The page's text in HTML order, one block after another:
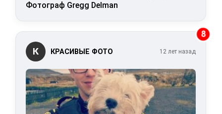
Фотограф Gregg Delman
8
К КРАСИВЫЕ ФОТО 12 лет назад